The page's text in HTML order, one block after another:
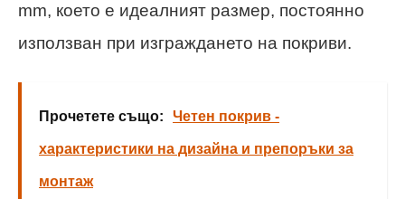
mm, което е идеалният размер, постоянно
използван при изграждането на покриви.
Прочетете също: Четен покрив -
характеристики на дизайна и препоръки за
монтаж